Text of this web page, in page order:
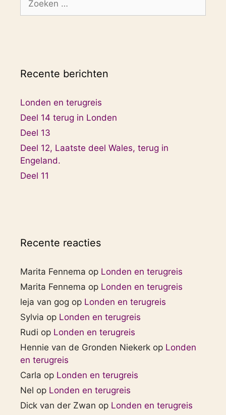
Recente berichten
Londen en terugreis
Deel 14 terug in Londen
Deel 13
Deel 12, Laatste deel Wales, terug in
Engeland.
Deel 11
Recente reacties
Marita Fennema op Londen en terugreis
Marita Fennema op Londen en terugreis
leja van gog op Londen en terugreis
Sylvia op Londen en terugreis
Rudi op Londen en terugreis
Hennie van de Gronden Niekerk op Londen
en terugreis
Carla op Londen en terugreis
Nel op Londen en terugreis
Dick van der Zwan op Londen en terugreis